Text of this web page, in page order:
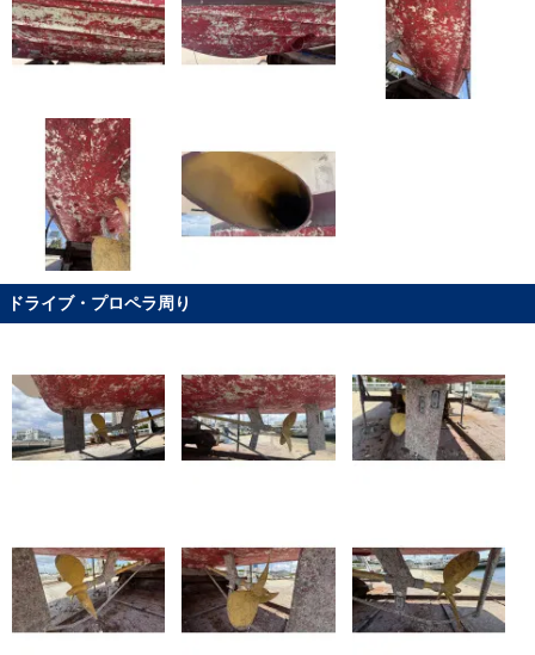
ドライブ・プロペラ周り